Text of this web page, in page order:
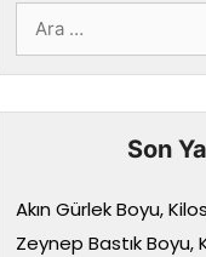
için
ara
Son
Akın Gürlek Boyu,
Zeynep Bastık Boyu,